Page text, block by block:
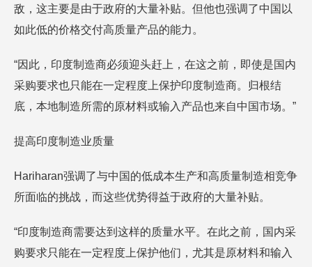
敌，这主要是由于政府的大量补贴。但他也强调了中国以
如此低的价格交付高质量产品的能力。
“因此，印度制造商必须迎头赶上，在这之前，即使是国内
采购要求也只能在一定程度上保护印度制造商。归根结
底，本地制造所需的原材料或输入产品也来自中国市场。”
提高印度制造业质量
Hariharan强调了与中国的低成本生产和高质量制造相竞争
所面临的挑战，而这些优势得益于政府的大量补贴。
“印度制造商需要达到这样的质量水平。在此之前，国内采
购要求只能在一定程度上保护他们，尤其是原材料和输入